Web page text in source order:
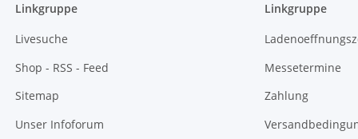
Linkgruppe
Livesuche
Shop - RSS - Feed
Sitemap
Unser Infoforum
Linkgruppe
Messetermine
Zahlung